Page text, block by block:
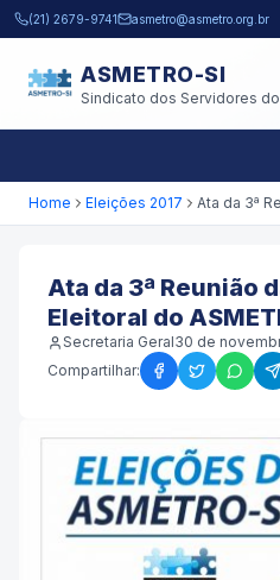
Pular para o conteúdo principal
(21) 2679-9741 asmetro@asmetro.org.br
ASMETRO-SI
Sindicato dos Servidores do
Home Eleições 2017
Ata da 3ª Reunião
Eleitoral do
Secretaria Geral30 de
Compartilhar: